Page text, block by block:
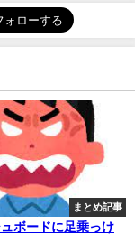
まとめ記事
ボードに足乗っけ